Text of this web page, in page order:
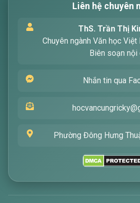
tìm kiếm các bài viết về văn học.
khóa mà bạn quan tâm, tôi sẽ
Liên hệ chuyên
ThS. Trần Thị
Chuyên ngành Văn học
Biên soạn nội
Nhắn tin qua
Phường Đông Hưng